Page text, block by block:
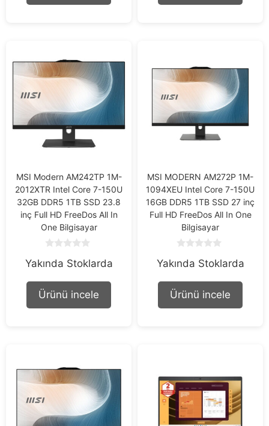
MSI Modern AM242TP 1M-
2012XTR Intel Core 7-150U
32GB DDR5 1TB SSD 23.8
inç Full HD FreeDos All In
One Bilgisayar
o
t
f
Yakında Stoklarda
Ürünü incele
MSI MODERN AM272P 1M-
1094XEU Intel Core 7-150U
16GB DDR5 1TB SSD 27 inç
Full HD FreeDos All In One
Bilgisayar
o
t
f
Yakında Stoklarda
Ürünü incele